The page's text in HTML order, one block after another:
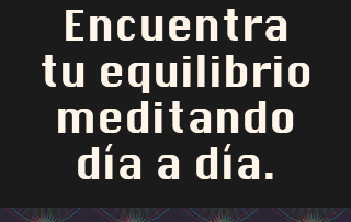
Encuentra
tu equilibrio
meditando
día a día.